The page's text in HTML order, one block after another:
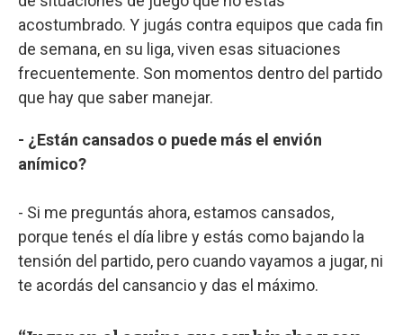
acostumbrado. Y jugás contra equipos que cada fin
de semana, en su liga, viven esas situaciones
frecuentemente. Son momentos dentro del partido
que hay que saber manejar.
- ¿Están cansados o puede más el envión
anímico?
- Si me preguntás ahora, estamos cansados,
porque tenés el día libre y estás como bajando la
tensión del partido, pero cuando vayamos a jugar, ni
te acordás del cansancio y das el máximo.